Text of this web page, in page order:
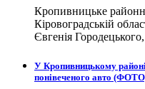
Кропивницьке
Кіровоградській
Євгенія
У Кропивницькому
понівеченого авто